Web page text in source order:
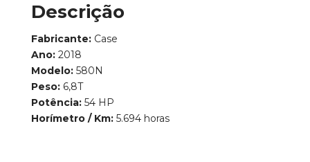
Descrição
Fabricante:Case
Ano:2018
Modelo:580N
Peso: 6,8T
Potência: 54 HP
Horímetro / Km:5.694 horas